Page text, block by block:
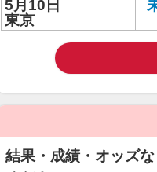
5月10日
東京
結果・成績・オッズ